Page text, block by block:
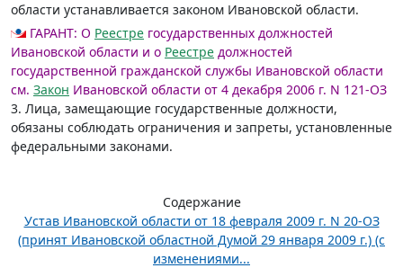
области устанавливается законом Ивановской области.
ГАРАНТ: О Реестре государственных должностей
Ивановской области и о Реестре должностей
государственной гражданской службы Ивановской области
см. Закон Ивановской области от 4 декабря 2006 г. N 121-ОЗ
3. Лица, замещающие государственные должности,
обязаны соблюдать ограничения и запреты, установленные
федеральными законами.
Содержание
Устав Ивановской области от 18 февраля 2009 г. N 20-ОЗ
(принят Ивановской областной Думой 29 января 2009 г.) (с
изменениями...